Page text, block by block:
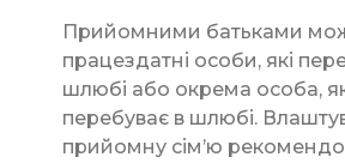
Прийомними батьками
працездатні особи, які
шлюбі або окрема особа,
перебуває в шлюбі.
прийомну сім’ю